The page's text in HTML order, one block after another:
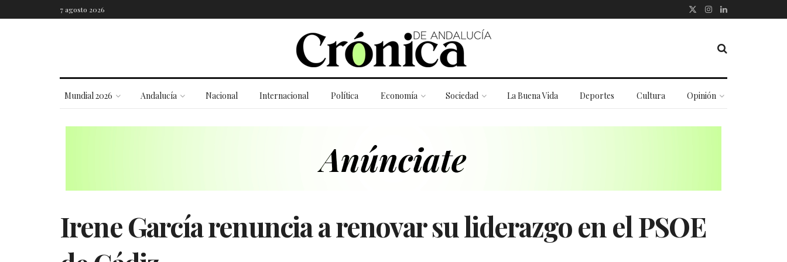
7 agosto 2026
Mundial 2026 Andalucía Nacional Internacional Política Economía Sociedad La Buena Vida Deportes Cultura Opinión
Irene García renuncia a renovar su liderazgo en el PSOE